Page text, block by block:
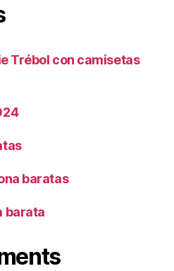
Trébol con camisetas
baratas
barata